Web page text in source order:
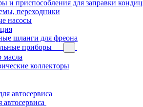
и приспособления для заправки
переходники
насосы
шланги для фреона
приборы
масла
коллекторы